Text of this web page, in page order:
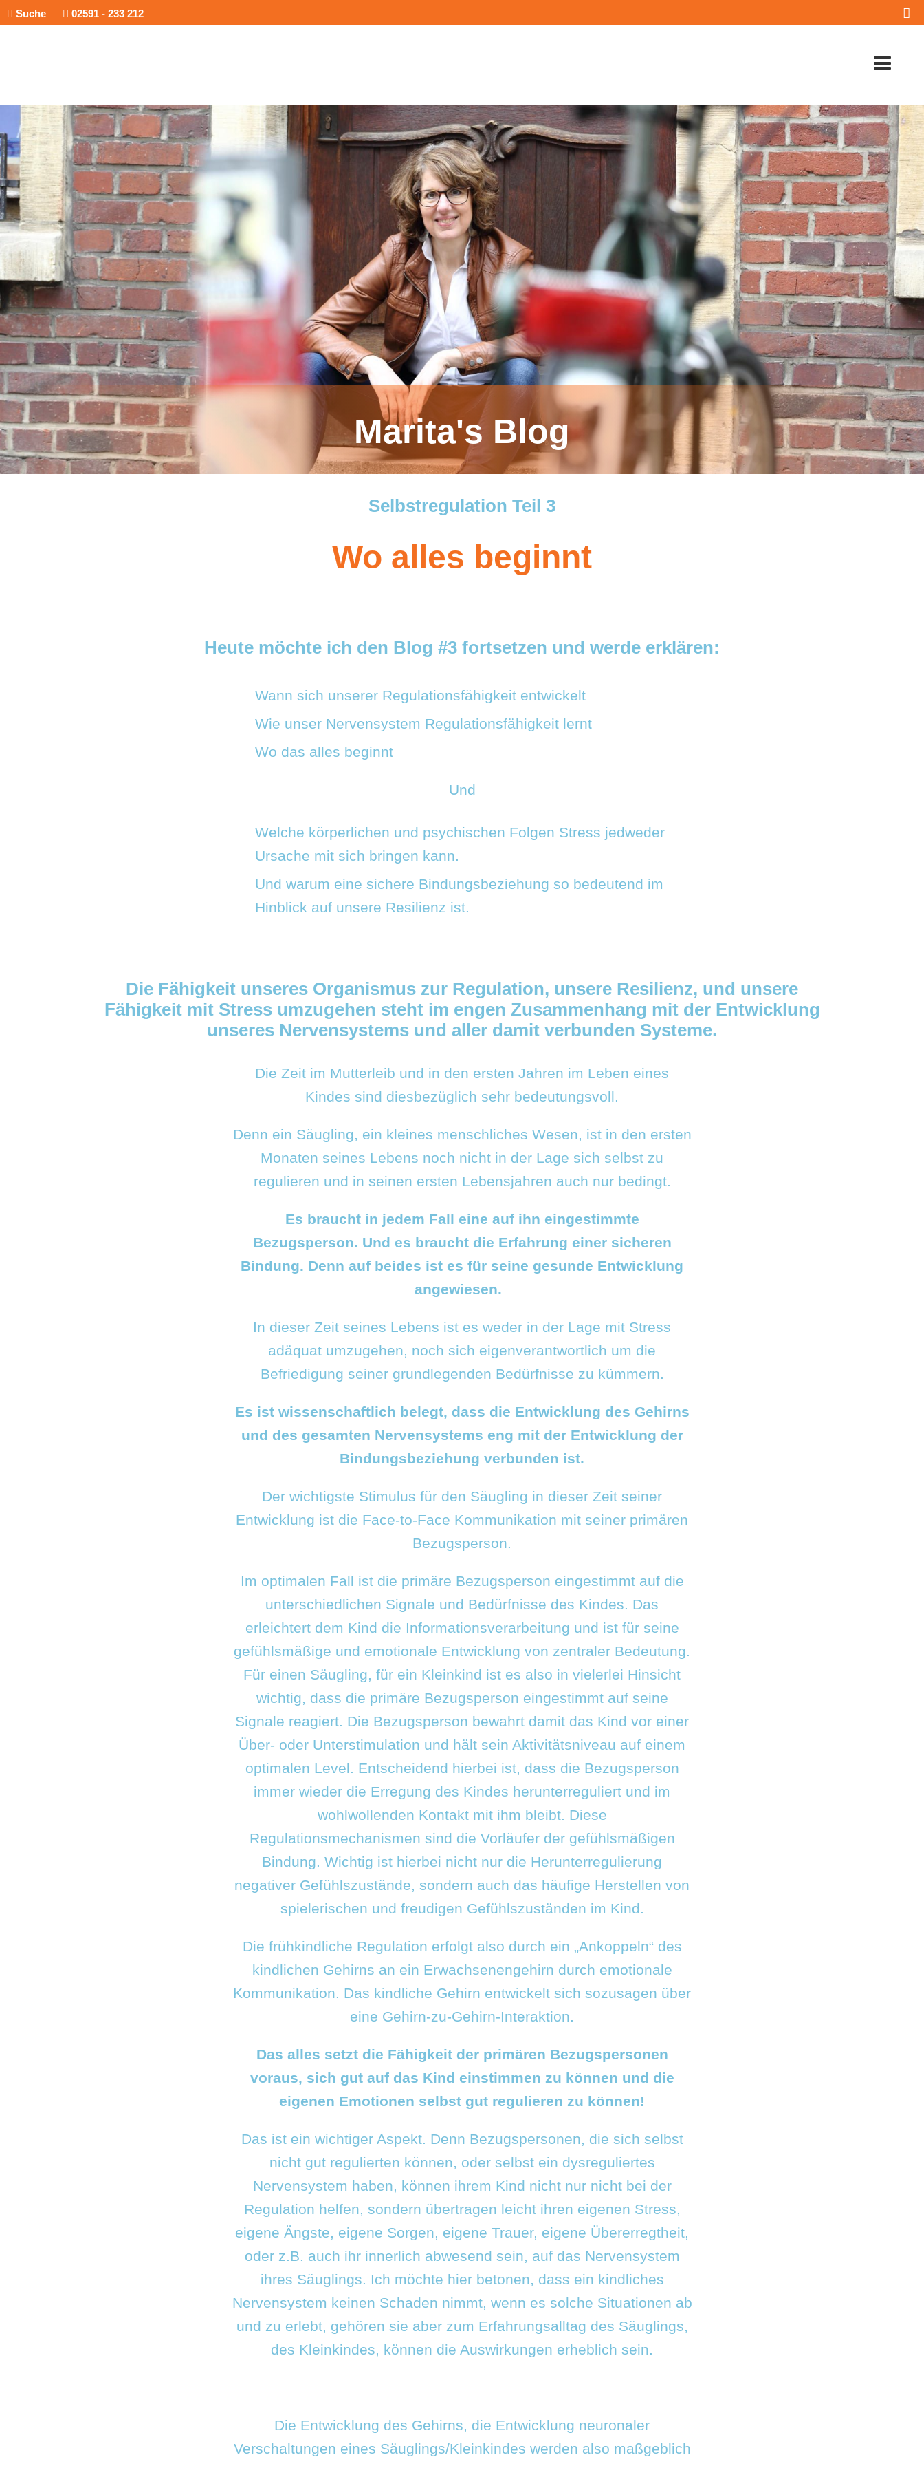
Suche 02591 - 233 212
Marita's Blog
Selbstregulation Teil 3
Wo alles beginnt
Heute möchte ich den Blog #3 fortsetzen und werde erklären:
Wann sich unserer Regulationsfähigkeit entwickelt
Wie unser Nervensystem Regulationsfähigkeit lernt
Wo das alles beginnt
Und
Welche körperlichen und psychischen Folgen Stress jedweder
Ursache mit sich bringen kann.
Und warum eine sichere Bindungsbeziehung so bedeutend im
Hinblick auf unsere Resilienz ist.
Die Fähigkeit unseres Organismus zur Regulation, unsere Resilienz, und unsere
Fähigkeit mit Stress umzugehen steht im engen Zusammenhang mit der Entwicklung
unseres Nervensystems und aller damit verbunden Systeme.
Die Zeit im Mutterleib und in den ersten Jahren im Leben eines
Kindes sind diesbezüglich sehr bedeutungsvoll.
Denn ein Säugling, ein kleines menschliches Wesen, ist in den ersten
Monaten seines Lebens noch nicht in der Lage sich selbst zu
regulieren und in seinen ersten Lebensjahren auch nur bedingt.
Es braucht in jedem Fall eine auf ihn eingestimmte
Bezugsperson. Und es braucht die Erfahrung einer sicheren
Bindung. Denn auf beides ist es für seine gesunde Entwicklung
angewiesen.
In dieser Zeit seines Lebens ist es weder in der Lage mit Stress
adäquat umzugehen, noch sich eigenverantwortlich um die
Befriedigung seiner grundlegenden Bedürfnisse zu kümmern.
Es ist wissenschaftlich belegt, dass die Entwicklung des Gehirns
und des gesamten Nervensystems eng mit der Entwicklung der
Bindungsbeziehung verbunden ist.
Der wichtigste Stimulus für den Säugling in dieser Zeit seiner
Entwicklung ist die Face-to-Face Kommunikation mit seiner primären
Bezugsperson.
Im optimalen Fall ist die primäre Bezugsperson eingestimmt auf die
unterschiedlichen Signale und Bedürfnisse des Kindes. Das
erleichtert dem Kind die Informationsverarbeitung und ist für seine
gefühlsmäßige und emotionale Entwicklung von zentraler Bedeutung.
Für einen Säugling, für ein Kleinkind ist es also in vielerlei Hinsicht
wichtig, dass die primäre Bezugsperson eingestimmt auf seine
Signale reagiert. Die Bezugsperson bewahrt damit das Kind vor einer
Über- oder Unterstimulation und hält sein Aktivitätsniveau auf einem
optimalen Level. Entscheidend hierbei ist, dass die Bezugsperson
immer wieder die Erregung des Kindes herunterreguliert und im
wohlwollenden Kontakt mit ihm bleibt. Diese
Regulationsmechanismen sind die Vorläufer der gefühlsmäßigen
Bindung. Wichtig ist hierbei nicht nur die Herunterregulierung
negativer Gefühlszustände, sondern auch das häufige Herstellen von
spielerischen und freudigen Gefühlszuständen im Kind.
Die frühkindliche Regulation erfolgt also durch ein „Ankoppeln“ des
kindlichen Gehirns an ein Erwachsenengehirn durch emotionale
Kommunikation. Das kindliche Gehirn entwickelt sich sozusagen über
eine Gehirn-zu-Gehirn-Interaktion.
Das alles setzt die Fähigkeit der primären Bezugspersonen
voraus, sich gut auf das Kind einstimmen zu können und die
eigenen Emotionen selbst gut regulieren zu können!
Das ist ein wichtiger Aspekt. Denn Bezugspersonen, die sich selbst
nicht gut regulierten können, oder selbst ein dysreguliertes
Nervensystem haben, können ihrem Kind nicht nur nicht bei der
Regulation helfen, sondern übertragen leicht ihren eigenen Stress,
eigene Ängste, eigene Sorgen, eigene Trauer, eigene Übererregtheit,
oder z.B. auch ihr innerlich abwesend sein, auf das Nervensystem
ihres Säuglings. Ich möchte hier betonen, dass ein kindliches
Nervensystem keinen Schaden nimmt, wenn es solche Situationen ab
und zu erlebt, gehören sie aber zum Erfahrungsalltag des Säuglings,
des Kleinkindes, können die Auswirkungen erheblich sein.
Die Entwicklung des Gehirns, die Entwicklung neuronaler
Verschaltungen eines Säuglings/Kleinkindes werden also maßgeblich